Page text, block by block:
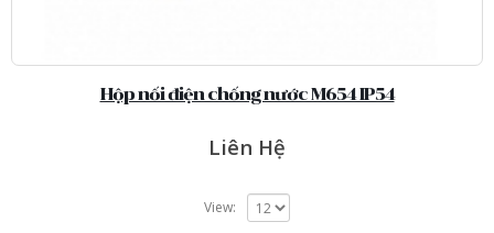
Hộp nối điện chống nước M654 IP54
Liên Hệ
View: